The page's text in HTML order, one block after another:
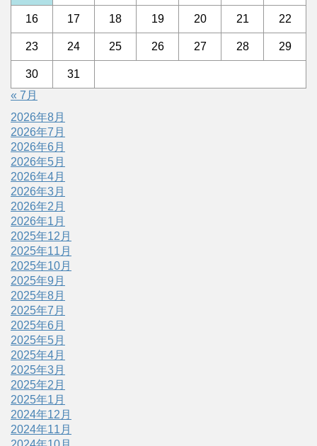
16 17 18 19 20 21 22
23 24 25 26 27 28 29
30
31
« 7月
2026年8月
2026年7月
2026年6月
2026年5月
2026年4月
2026年3月
2026年2月
2026年1月
2025年12月
2025年11月
2025年10月
2025年9月
2025年8月
2025年7月
2025年6月
2025年5月
2025年4月
2025年3月
2025年2月
2025年1月
2024年12月
2024年11月